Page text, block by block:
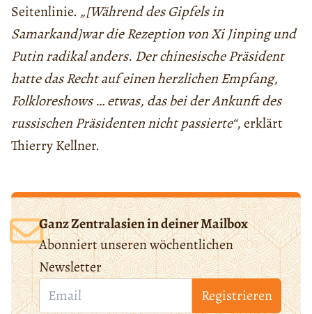
Seitenlinie.„[Während des Gipfels in
Samarkand]war die Rezeption von Xi Jinping und
Putin radikal anders. Der chinesische Präsident
hatte das Recht auf einen herzlichen Empfang,
Folkloreshows … etwas, das bei der Ankunft des
russischen Präsidenten nicht passierte“, erklärt
Thierry Kellner.
Ganz Zentralasien in deiner Mailbox
Abonniert unseren wöchentlichen
Newsletter
Registrieren